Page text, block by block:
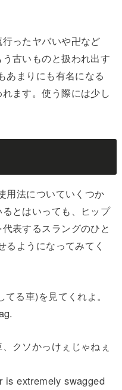
ったヤバいや卍など
古いものと扱われ出す
あまりにも有名になる
ます。使う際には少し
用法についていくつか
とはいっても、ヒップ
表するスラングのひと
ようになってみてく
る車)を見てくれよ。
クソかっけぇじゃねぇ
is extremely swagged